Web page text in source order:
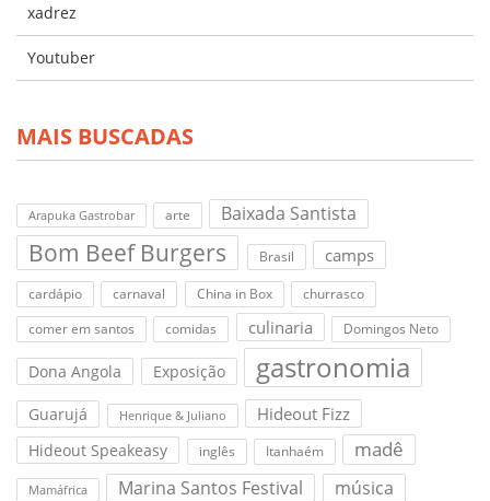
xadrez
Youtuber
MAIS BUSCADAS
Arapuka Gastrobar arte Baixada Santista
Bom Beef Burgers Brasil camps
cardápio carnaval China in Box
churrasco
comer em santos
comidas culinaria Domingos Neto
Dona Angola Exposição gastronomia
Guarujá Henrique & Juliano Hideout Fizz
Hideout Speakeasy inglês Itanhaém madê
Mamáfrica Marina Santos Festival música